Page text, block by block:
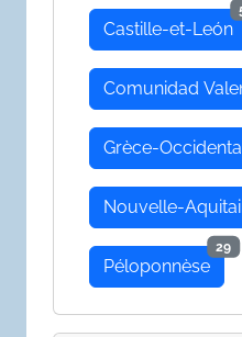
Castille-et-León
Comunidad
Grèce-
Nouvelle-
Péloponnèse
29